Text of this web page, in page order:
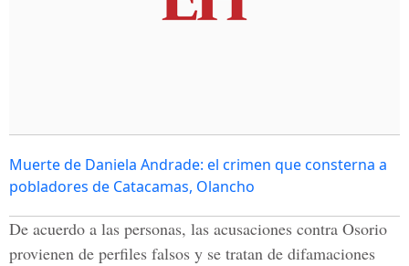
Muerte de Daniela Andrade: el crimen que consterna a
pobladores de Catacamas, Olancho
De acuerdo a las personas, las acusaciones contra Osorio
provienen de perfiles falsos y se tratan de difamaciones